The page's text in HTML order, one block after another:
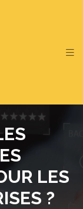
LES
?